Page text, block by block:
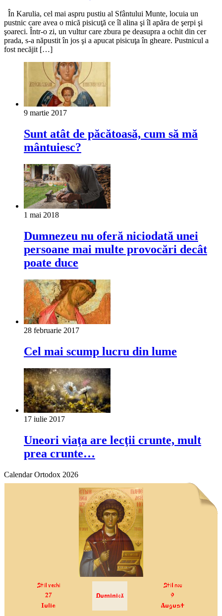
În Karulia, cel mai aspru pustiu al Sfântului Munte, locuia un
pustnic care avea o mică pisicuţă ce îl alina şi îl apăra de şerpi şi
şoareci. Într-o zi, un vultur care zbura pe deasupra a ochit din cer
prada, s-a năpustit în jos şi a apucat pisicuţa în gheare. Pustnicul a
fost necăjit […]
9 martie 2017
Sunt atât de păcătoasă, cum să mă
mântuiesc?
1 mai 2018
Dumnezeu nu oferă niciodată unei
persoane mai multe provocări decât
poate duce
28 februarie 2017
Cel mai scump lucru din lume
17 iulie 2017
Uneori viaţa are lecţii crunte, mult
prea crunte…
Calendar Ortodox 2026